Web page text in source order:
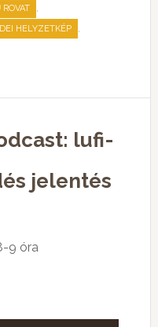
,
HELYZETKÉP ,
lufi-
jelentés
9 óra